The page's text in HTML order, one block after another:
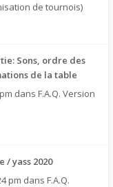
de tournois)
Sons, ordre des
de la table
dans F.A.Q. Version
/ yass 2020
pm dans F.A.Q.